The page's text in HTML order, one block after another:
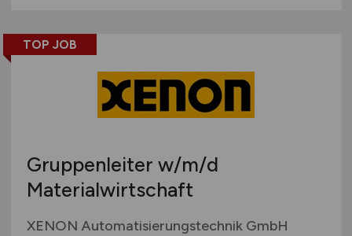
TOP JOB
Gruppenleiter w/m/d
Materialwirtschaft
XENON Automatisierungstechnik GmbH